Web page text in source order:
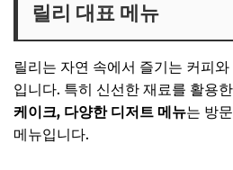
릴리 대표 메뉴
릴리는 자연 속에서 즐기는 커피
입니다. 특히 신선한 재료를 활용
케이크, 다양한 디저트 메뉴는 방
메뉴입니다.